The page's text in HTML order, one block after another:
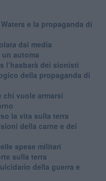
e la propaganda di
dai media
un automa
l’hasbarà dei sionisti
della propaganda di
chi vuole armarsi
la vita sulla terra
della carne e dei
spese militari
sulla terra
della guerra e